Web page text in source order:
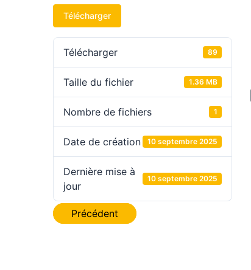
Télécharger
Télécharger 89
Taille du fichier 1.36 MB
Nombre de fichiers 1
Date de création 10 septembre 2025
Dernière mise à
jour
10 septembre 2025
Navigation
Précédent